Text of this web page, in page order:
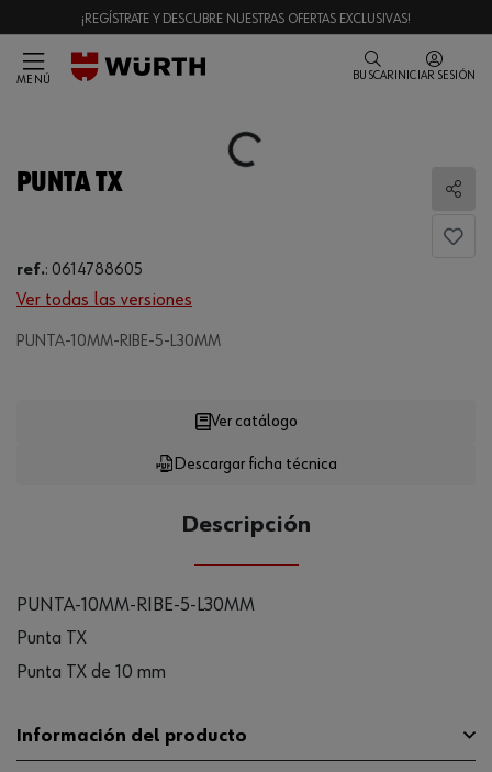
¡REGÍSTRATE Y DESCUBRE NUESTRAS OFERTAS EXCLUSIVAS!
MENÚ BUSCAR INICIAR SESIÓN
Loading...
PUNTA TX
ref.: 0614788605
Ver todas las versiones
PUNTA-10MM-RIBE-5-L30MM
Loading...
Descargar ficha técnica
Ver catálogo
Descripción
PUNTA-10MM-RIBE-5-L30MM
Punta TX
Punta TX de 10 mm
Información del producto